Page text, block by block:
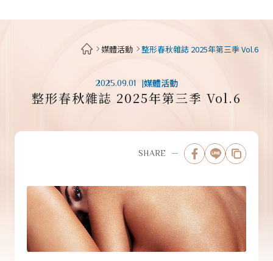
女神波最新消息
媒體活動 整形春秋雜誌 2025年第三季 Vol.6
2025.09.01 媒體活動
整形春秋雜誌 2025年第三季 Vol.6
SHARE